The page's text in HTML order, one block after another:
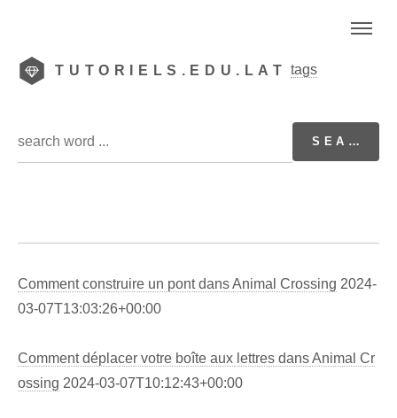
TUTORIELS.EDU.LAT tags
Comment construire un pont dans Animal Crossing 2024-
03-07T13:03:26+00:00
Comment déplacer votre boîte aux lettres dans Animal Cr
ossing 2024-03-07T10:12:43+00:00